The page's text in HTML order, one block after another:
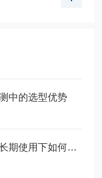
中的选型优势
Optimix系列色谱柱的耐用性测试：长期使用下如何保持柱效稳定？